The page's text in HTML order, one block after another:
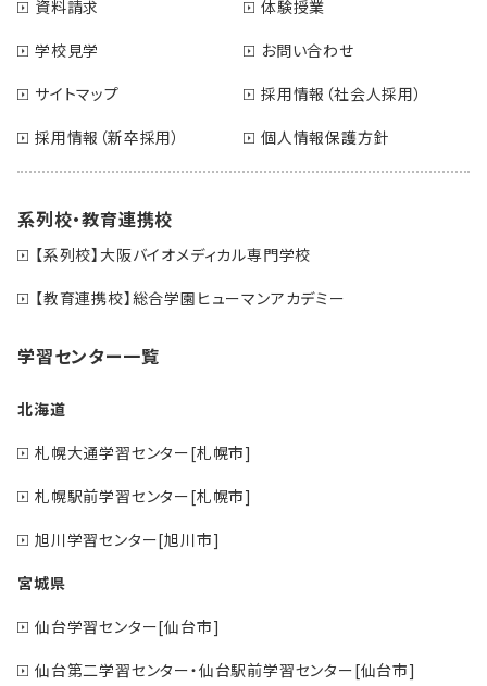
資料請求
体験授業
学校見学
お問い合わせ
サイトマップ
採用情報（社会人採用）
採用情報（新卒採用）
個人情報保護方針
系列校・教育連携校
【系列校】大阪バイオメディカル専門学校
【教育連携校】総合学園ヒューマンアカデミー
学習センター一覧
北海道
札幌大通学習センター[札幌市]
札幌駅前学習センター[札幌市]
旭川学習センター[旭川市]
宮城県
仙台学習センター[仙台市]
仙台第二学習センター・仙台駅前学習センター[仙台市]